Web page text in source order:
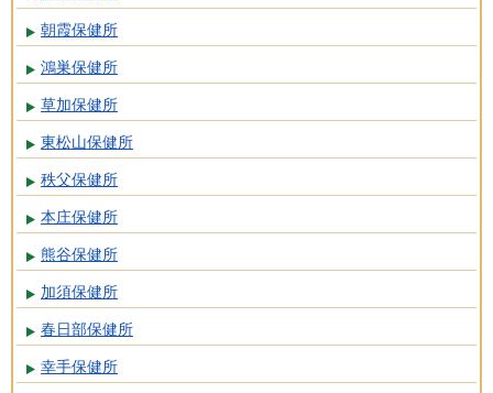
朝霞保健所
鴻巣保健所
草加保健所
東松山保健所
秩父保健所
本庄保健所
熊谷保健所
加須保健所
春日部保健所
幸手保健所